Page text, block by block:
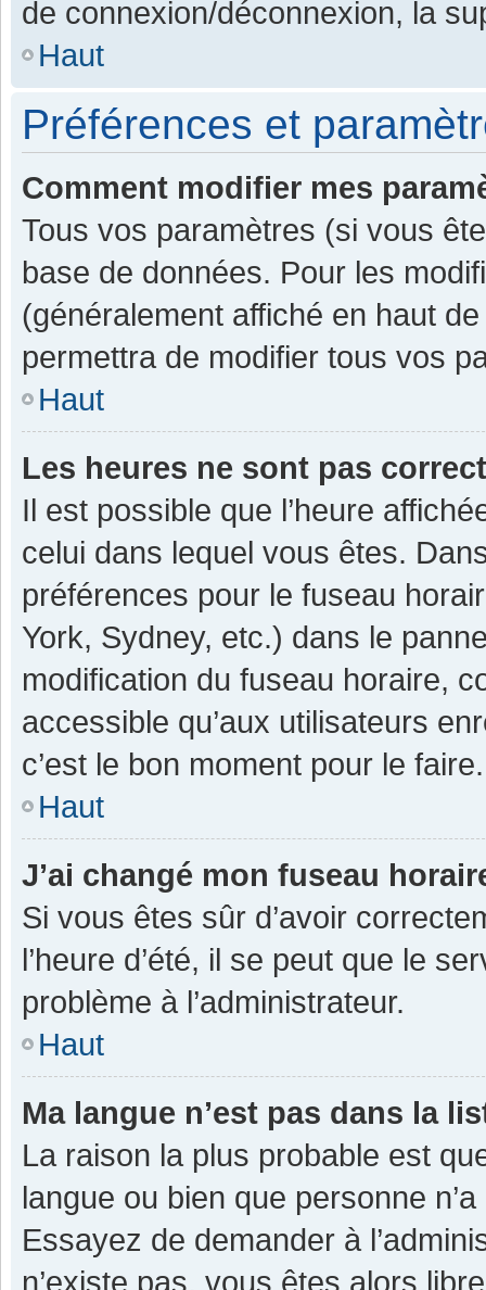
de connexion/déconnexion, la
Haut
Préférences et
Comment modifier mes
Tous vos paramètres (si vous
base de données. Pour les
(généralement affiché en haut
permettra de modifier tous vos
Haut
Les heures ne sont pas
Il est possible que l’heure
celui dans lequel vous êtes.
préférences pour le fuseau
York, Sydney, etc.) dans le
modification du fuseau horaire,
accessible qu’aux utilisateurs
c’est le bon moment pour le faire.
Haut
J’ai changé mon fuseau
Si vous êtes sûr d’avoir
l’heure d’été, il se peut que le
problème à l’administrateur.
Haut
Ma langue n’est pas dans la
La raison la plus probable est
langue ou bien que personne
Essayez de demander à
n’existe pas, vous êtes alors